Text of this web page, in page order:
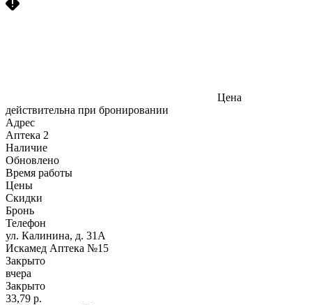
Цена
действительна при бронировании
Адрес
Аптека 2
Наличие
Обновлено
Время работы
Цены
Скидки
Бронь
Телефон
ул. Калинина, д. 31А
Искамед Аптека №15
Закрыто
вчера
Закрыто
33,79 р.